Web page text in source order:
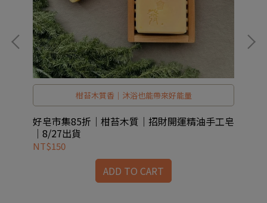
柑苔木質香｜沐浴也能帶來好能量
好皂市集85折｜柑苔木質｜招財開運精油手工皂
｜8/27出貨
NT$150
ADD TO CART